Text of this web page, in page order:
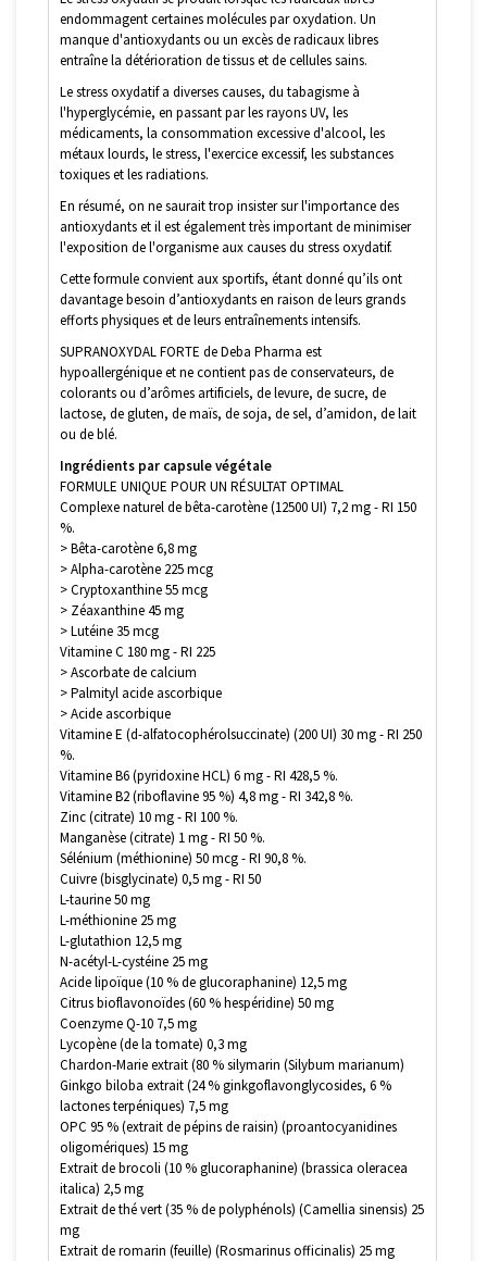
endommagent certaines molécules par oxydation. Un
manque d'antioxydants ou un excès de radicaux libres
entraîne la détérioration de tissus et de cellules sains.
Le stress oxydatif a diverses causes, du tabagisme à
l'hyperglycémie, en passant par les rayons UV, les
médicaments, la consommation excessive d'alcool, les
métaux lourds, le stress, l'exercice excessif, les substances
toxiques et les radiations.
En résumé, on ne saurait trop insister sur l'importance des
antioxydants et il est également très important de minimiser
l'exposition de l'organisme aux causes du stress oxydatif.
Cette formule convient aux sportifs, étant donné qu’ils ont
davantage besoin d’antioxydants en raison de leurs grands
efforts physiques et de leurs entraînements intensifs.
SUPRANOXYDAL FORTE de Deba Pharma est
hypoallergénique et ne contient pas de conservateurs, de
colorants ou d’arômes artificiels, de levure, de sucre, de
lactose, de gluten, de maïs, de soja, de sel, d’amidon, de lait
ou de blé.
Ingrédients par capsule végétale
FORMULE UNIQUE POUR UN RÉSULTAT OPTIMAL
Complexe naturel de bêta-carotène (12500 UI) 7,2 mg - RI 150
%.
> Bêta-carotène 6,8 mg
> Alpha-carotène 225 mcg
> Cryptoxanthine 55 mcg
> Zéaxanthine 45 mg
> Lutéine 35 mcg
Vitamine C 180 mg - RI 225
> Ascorbate de calcium
> Palmityl acide ascorbique
> Acide ascorbique
Vitamine E (d-alfatocophérolsuccinate) (200 UI) 30 mg - RI 250
%.
Vitamine B6 (pyridoxine HCL) 6 mg - RI 428,5 %.
Vitamine B2 (riboflavine 95 %) 4,8 mg - RI 342,8 %.
Zinc (citrate) 10 mg - RI 100 %.
Manganèse (citrate) 1 mg - RI 50 %.
Sélénium (méthionine) 50 mcg - RI 90,8 %.
Cuivre (bisglycinate) 0,5 mg - RI 50
L-taurine 50 mg
L-méthionine 25 mg
L-glutathion 12,5 mg
N-acétyl-L-cystéine 25 mg
Acide lipoïque (10 % de glucoraphanine) 12,5 mg
Citrus bioflavonoïdes (60 % hespéridine) 50 mg
Coenzyme Q-10 7,5 mg
Lycopène (de la tomate) 0,3 mg
Chardon-Marie extrait (80 % silymarin (Silybum marianum)
Ginkgo biloba extrait (24 % ginkgoflavonglycosides, 6 %
lactones terpéniques) 7,5 mg
OPC 95 % (extrait de pépins de raisin) (proantocyanidines
oligomériques) 15 mg
Extrait de brocoli (10 % glucoraphanine) (brassica oleracea
italica) 2,5 mg
Extrait de thé vert (35 % de polyphénols) (Camellia sinensis) 25
mg
Extrait de romarin (feuille) (Rosmarinus officinalis) 25 mg